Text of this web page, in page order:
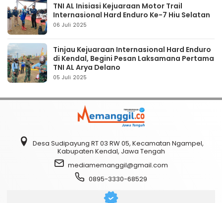
TNI AL Inisiasi Kejuaraan Motor Trail
Internasional Hard Enduro Ke-7 Hiu Selatan
06 Juli 2025
Tinjau Kejuaraan Internasional Hard Enduro
di Kendal, Begini Pesan Laksamana Pertama
TNI AL Arya Delano
05 Juli 2025
Desa Sudipayung RT 03 RW 05, Kecamatan Ngampel,
Kabupaten Kendal, Jawa Tengah
mediamemanggil@gmail.com
0895-3330-68529